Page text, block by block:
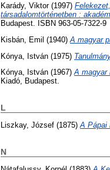
Karády, Viktor(1997)
társadalomtörténetben :
Budapest. ISBN 963-05-7322-9
Kisbán, Emil (1940) A magyar
Kónya, István (1975)
Kónya, István (1967)A magyar
Kiadó, Budapest.
L
Liszkay, József (1875)A Pápai
N